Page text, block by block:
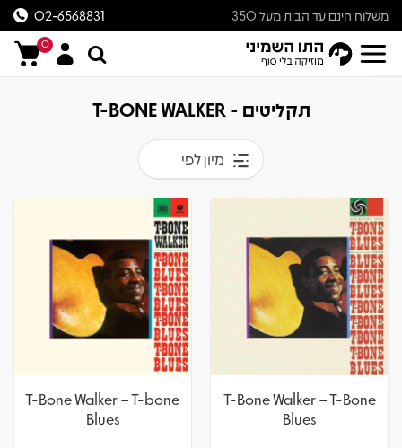
משלוח חינם עד הבית מעל 350
ש״ח
02-6568831
0
תקליטים - T-BONE WALKER
מיון לפי
T-Bone Walker – T-Bone
Blues
T-Bone Walker – T-bone
Blues